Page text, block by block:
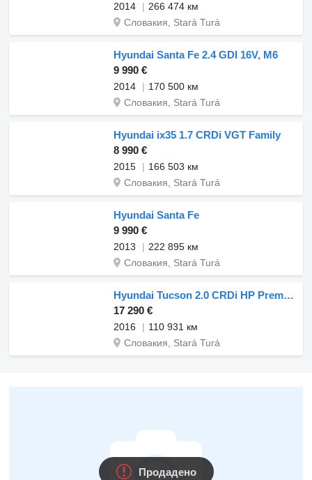
2014
266 474 км
Словакия, Stará Turá
Hyundai Santa Fe 2.4 GDI 16V, M6
9 990 €
2014
170 500 км
Словакия, Stará Turá
Hyundai ix35 1.7 CRDi VGT Family
8 990 €
2015
166 503 км
Словакия, Stará Turá
Hyundai Santa Fe
9 990 €
2013
222 895 км
Словакия, Stará Turá
Hyundai Tucson 2.0 CRDi HP Premium
17 290 €
2016
110 931 км
Словакия, Stará Turá
Продадено